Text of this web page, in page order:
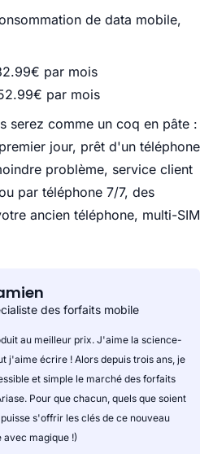
de data mobile,
par mois
par mois
serez comme un coq en pâte :
jour, prêt d'un téléphone
problème, service client
par téléphone 7/7, des
ancien téléphone, multi-SIM
des forfaits mobile
au meilleur prix. J'aime la science-
j'aime écrire ! Alors depuis trois ans, je
et simple le marché des forfaits
Pour que chacun, quels que soient
s'offrir les clés de ce nouveau
avec magique !)